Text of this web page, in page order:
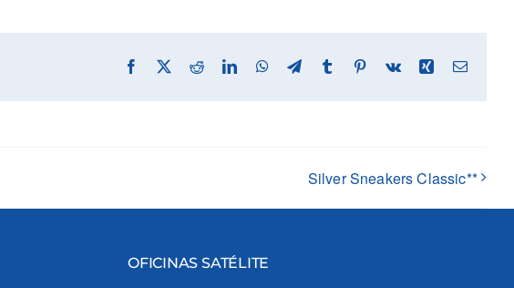
Facebook RedditLinkedInWhatsApp
TelegramTumblr Pinterest
Vk Xing Email
Silver Sneakers Classic**
OFICINAS SATÉLITE